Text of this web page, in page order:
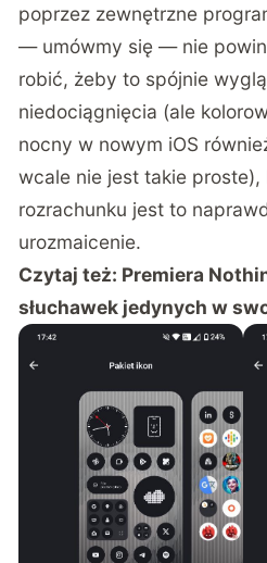
poprzez zewnętrzne
— umówmy się — nie
robić, żeby to spójnie
niedociągnięcia (ale
nocny w nowym iOS
wcale nie jest takie
rozrachunku jest to
urozmaicenie.
Czytaj też: Premiera
słuchawek jedynych w